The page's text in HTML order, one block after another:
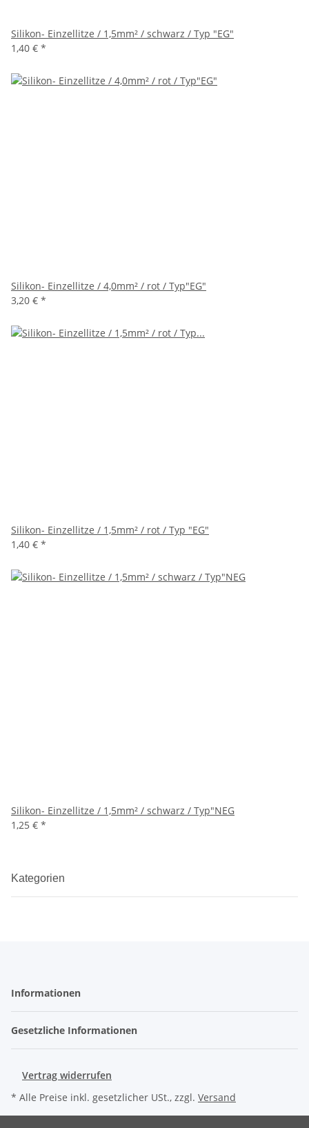
Silikon- Einzellitze / 1,5mm² / schwarz / Typ "EG"
1,40 € *
Silikon- Einzellitze / 4,0mm² / rot / Typ"EG"
3,20 € *
Silikon- Einzellitze / 1,5mm² / rot / Typ "EG"
1,40 € *
Silikon- Einzellitze / 1,5mm² / schwarz / Typ"NEG
1,25 € *
Kategorien
Informationen
Gesetzliche Informationen
Vertrag widerrufen
* Alle Preise inkl. gesetzlicher USt., zzgl. Versand